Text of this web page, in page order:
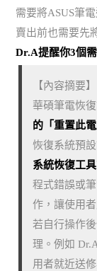
需要將ASUS筆
賣出前也需要先
Dr.A提醒你3個
【內容摘要】
華碩筆電恢
的「重置此
恢復系統預
系統恢復工
程式錯誤或
作，讓使用
若自行操作
理。例如
用者就近送